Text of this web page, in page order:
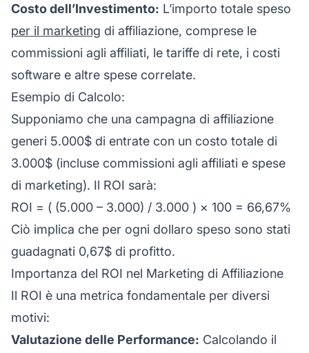
Costo dell’Investimento: L’importo totale speso
per il marketing di affiliazione, comprese le
commissioni agli affiliati, le tariffe di rete, i costi
software e altre spese correlate.
Esempio di Calcolo:
Supponiamo che una campagna di affiliazione
generi 5.000$ di entrate con un costo totale di
3.000$ (incluse commissioni agli affiliati e spese
di marketing). Il ROI sarà:
ROI = ( (5.000 – 3.000) / 3.000 ) × 100 = 66,67%
Ciò implica che per ogni dollaro speso sono stati
guadagnati 0,67$ di profitto.
Importanza del ROI nel Marketing di Affiliazione
Il ROI è una metrica fondamentale per diversi
motivi:
Valutazione delle Performance: Calcolando il